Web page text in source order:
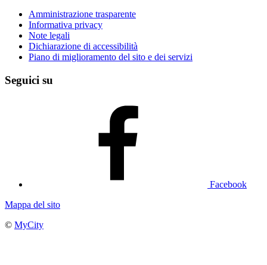
Amministrazione trasparente
Informativa privacy
Note legali
Dichiarazione di accessibilità
Piano di miglioramento del sito e dei servizi
Seguici su
Facebook
Mappa del sito
© MyCity